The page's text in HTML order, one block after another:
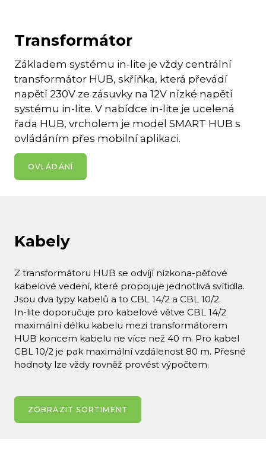
Transformátor
Základem systému in-lite je vždy centrální
transformátor HUB, skříňka, která převádí
napětí 230V ze zásuvky na 12V nízké napětí
systému in-lite. V nabídce in-lite je ucelená
řada HUB, vrcholem je model SMART HUB s
ovládáním přes mobilní aplikaci.
OVLÁDÁNÍ
Kabely
Z transformátoru HUB se odvíjí nízkona-pěťové
kabelové vedení, které propojuje jednotlivá svítidla.
Jsou dva typy kabelů a to CBL 14/2 a CBL 10/2.
In-lite doporučuje pro kabelové větve CBL 14/2
maximální délku kabelu mezi transformátorem
HUB koncem kabelu ne více než 40 m. Pro kabel
CBL 10/2 je pak maximální vzdálenost 80 m. Přesné
hodnoty lze vždy rovněž provést výpočtem.
ZOBRAZIT SORTIMENT